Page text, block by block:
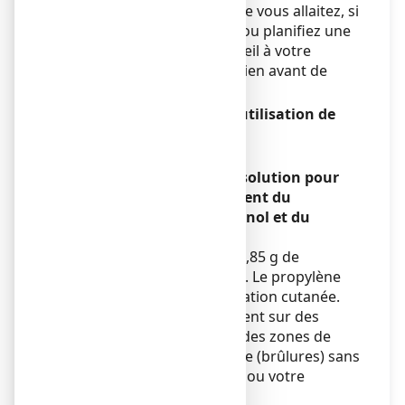
Si vous êtes enceinte ou que vous allaitez, si
vous pensez être enceinte ou planifiez une
grossesse, demandez conseil à votre
médecin ou votre pharmacien avant de
Conduite de véhicules et utilisation de
ECONAZOLE ARROW 1 %, solution pour
application cutanée contient du
propylène glycol, de l’éthanol et du
Ce médicament contient 15,85 g de
propylène glycol par flacon. Le propylène
glycol peut causer une irritation cutanée.
Ne pas utiliser ce médicament sur des
plaies ouvertes ou de grandes zones de
peau lésée ou endommagée (brûlures) sans
en informer votre médecin ou votre